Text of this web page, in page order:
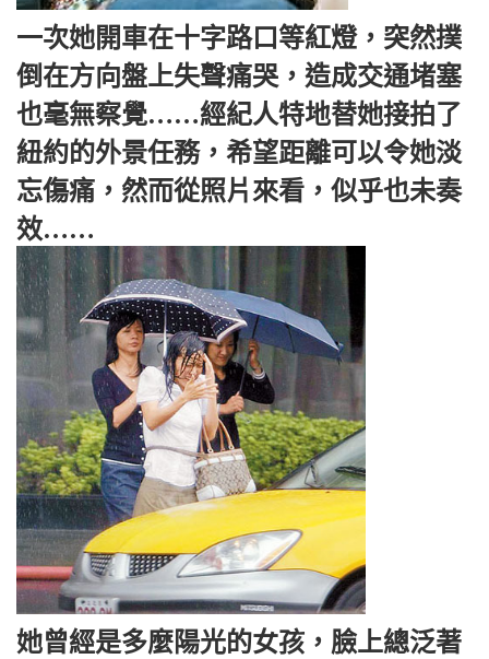
一次她開車在十字路口等紅燈，突然撲
倒在方向盤上失聲痛哭，造成交通堵塞
也毫無察覺……經紀人特地替她接拍了
紐約的外景任務，希望距離可以令她淡
忘傷痛，然而從照片來看，似乎也未奏
效……
她曾經是多麼陽光的女孩，臉上總泛著